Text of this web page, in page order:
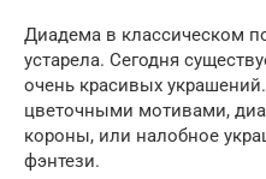
Диадема в классическом
устарела. Сегодня
очень красивых
цветочными мотивами,
короны, или налобное
фэнтези.